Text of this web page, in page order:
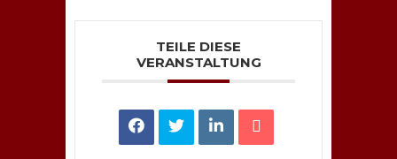
TEILE DIESE
VERANSTALTUNG